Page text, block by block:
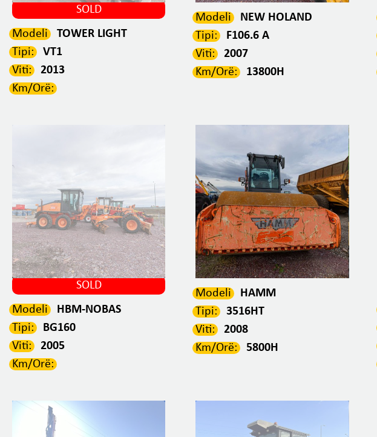
SOLD
Modeli
TOWER LIGHT
Tipi:
VT1
Viti:
2013
Km/Orë:
Modeli
NEW HOLAND
Tipi:
F106.6 A
Viti:
2007
Km/Orë:
13800H
SOLD
Modeli
HBM-NOBAS
Tipi:
BG160
Viti:
2005
Km/Orë:
Modeli
HAMM
Tipi:
3516HT
Viti:
2008
Km/Orë:
5800H